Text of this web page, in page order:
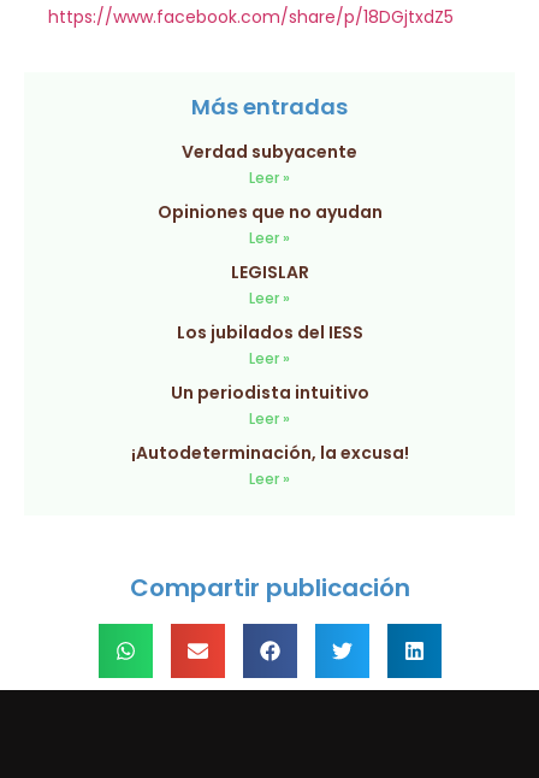
https://www.facebook.com/share/p/18DGjtxdZ5
Más entradas
Verdad subyacente
Leer »
Opiniones que no ayudan
Leer »
LEGISLAR
Leer »
Los jubilados del IESS
Leer »
Un periodista intuitivo
Leer »
¡Autodeterminación, la excusa!
Leer »
Compartir publicación